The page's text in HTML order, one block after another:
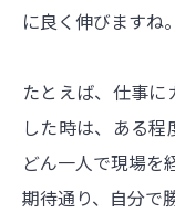
に良く伸びますね。
たとえば、仕事
した時は、ある
どん一人で現場を
期待通り、自分で